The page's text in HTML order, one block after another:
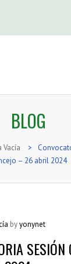
BLOG
Vacía >
– 26 abril 2024
byyonynet
SESIÓN